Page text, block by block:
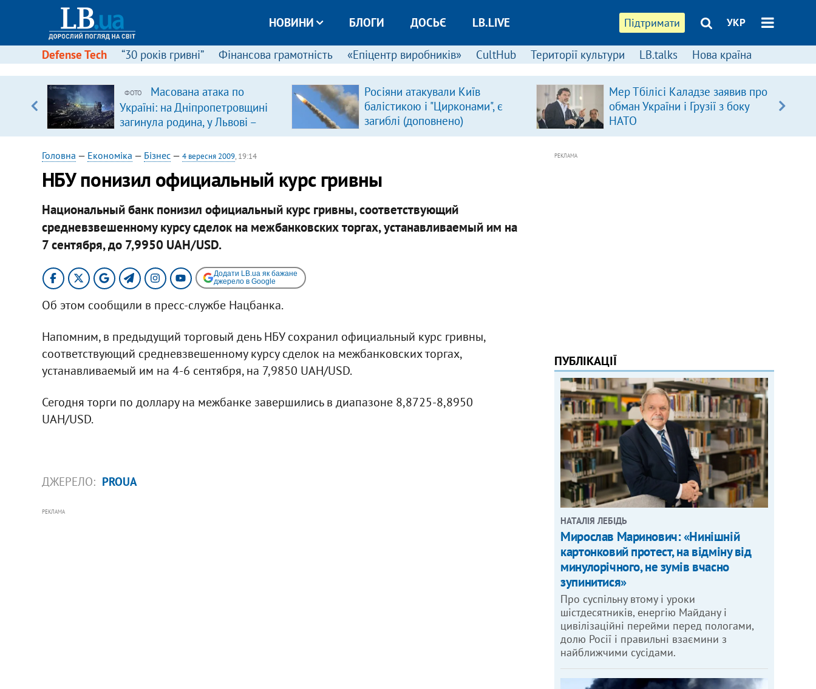
Підтримати УКР
НОВИНИ БЛОГИ ДОСЬЄ LB.LIVE
Defense Tech “30 років гривні” Фінансова грамотність «Епіцентр виробників» CultHub Території культури LB.talks Нова країна
ФОТО
Масована атака по
Україні: на Дніпропетровщині
загинула родина, у Львові –
удар по багатоповерхівках
(доповнюється)
Росіяни атакували Київ
балістикою і "Цирконами", є
загиблі (доповнено)
Мер Тбілісі Каладзе заявив про
обман України і Грузії з боку
НАТО
Головна — Економіка — Бізнес— 4 вересня 2009, 19:14
НБУ понизил официальный курс гривны
Национальный банк понизил официальный курс гривны, соответствующий
средневзвешенному курсу сделок на межбанковских торгах, устанавливаемый им на
7 сентября, до 7,9950 UAH/USD.
Додати LB.ua як бажане
джерело в Google
Об этом сообщили в пресс-службе Нацбанка.
Напомним, в предыдущий торговый день НБУ сохранил официальный курс гривны,
соответствующий средневзвешенному курсу сделок на межбанковских торгах,
устанавливаемый им на 4-6 сентября, на 7,9850 UAH/USD.
Сегодня торги по доллару на межбанке завершились в диапазоне 8,8725-8,8950
UAH/USD.
ДЖЕРЕЛО: PROUA
РЕКЛАМА
РЕКЛАМА
ПУБЛІКАЦІЇ
НАТАЛІЯ ЛЕБІДЬ
Мирослав Маринович: «Нинішній
картонковий протест, на відміну від
минулорічного, не зумів вчасно
зупинитися»
Про суспільну втому і уроки
шістдесятників, енергію Майдану і
цивілізаційні перейми перед пологами,
долю Росії і правильні взаємини з
найближчими сусідами.